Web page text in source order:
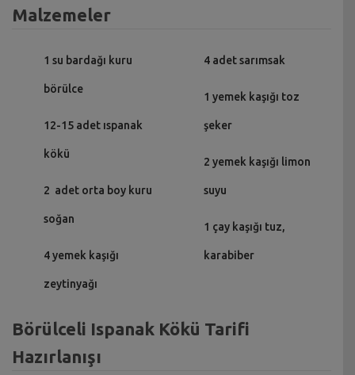
Malzemeler
1 su bardağı kuru
börülce
12-15 adet ıspanak
kökü
2 adet orta boy kuru
soğan
4 yemek kaşığı
zeytinyağı
4 adet sarımsak
1 yemek kaşığı toz
şeker
2 yemek kaşığı limon
suyu
1 çay kaşığı tuz,
karabiber
Börülceli Ispanak Kökü Tarifi
Hazırlanışı